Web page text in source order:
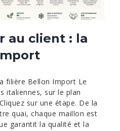
au client : la
filière Bellon Import Le
italiennes, sur le plan
sur une étape. De la
quai, chaque maillon est
garantit la qualité et la